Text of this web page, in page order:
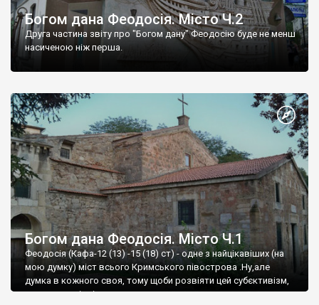
Богом дана Феодосія. Місто Ч.2
Друга частина звіту про "Богом дану" Феодосію буде не менш
насиченою ніж перша.
Богом дана Феодосія. Місто Ч.1
Феодосія (Кафа-12 (13) -15 (18) ст) - одне з найцікавіших (на
мою думку) міст всього Кримського півострова .Ну,але
думка в кожного своя, тому щоби розвіяти цей субєктивізм,
запрошую відвідати це